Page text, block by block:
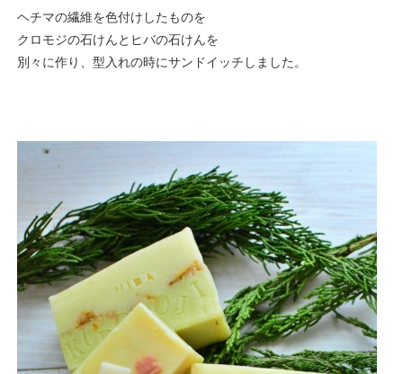
ヘチマの繊維を色付けしたものを
クロモジの石けんとヒバの石けんを
別々に作り、型入れの時にサンドイッチしました。